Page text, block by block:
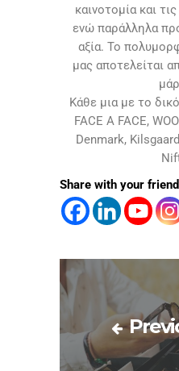
καινοτομία και
ενώ παράλληλα
αξία. Το
μας αποτελείται
Κάθε μια με το
FACE A FACE,
Denmark,
Share with your